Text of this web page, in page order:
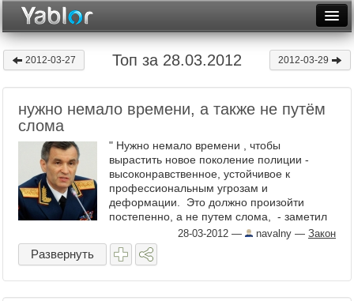
Месяц
Рейтинги
Архив
Фототоп
Видеотоп
2012-03-27 Топ за 28.03.2012 2012-03-29
нужно немало времени, а также не путём
слома
" Нужно немало времени , чтобы
вырастить новое поколение полиции -
высоконравственное, устойчивое к
профессиональным угрозам и
деформации. Это должно произойти
постепенно, а не путем слома, - заметил
министр внутренних дел. - Выражаясь ...
28-03-2012 — navalny — Закон
Развернуть